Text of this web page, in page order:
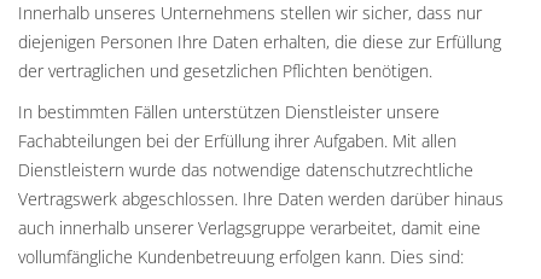
Innerhalb unseres Unternehmens stellen wir sicher, dass nur
diejenigen Personen Ihre Daten erhalten, die diese zur Erfüllung
der vertraglichen und gesetzlichen Pflichten benötigen.
In bestimmten Fällen unterstützen Dienstleister unsere
Fachabteilungen bei der Erfüllung ihrer Aufgaben. Mit allen
Dienstleistern wurde das notwendige datenschutzrechtliche
Vertragswerk abgeschlossen. Ihre Daten werden darüber hinaus
auch innerhalb unserer Verlagsgruppe verarbeitet, damit eine
vollumfängliche Kundenbetreuung erfolgen kann. Dies sind: